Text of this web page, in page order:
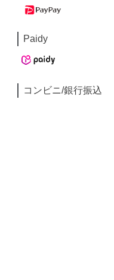
Paidy
コンビニ/銀行振込